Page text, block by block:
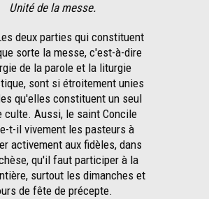
Unité de la messe.
deux parties qui constituent
sorte la messe, c'est-à-dire
de la parole et la liturgie
sont si étroitement unies
qu'elles constituent un seul
culte. Aussi, le saint Concile
t-il vivement les pasteurs à
activement aux fidèles, dans
qu'il faut participer à la
surtout les dimanches et
de fête de précepte.